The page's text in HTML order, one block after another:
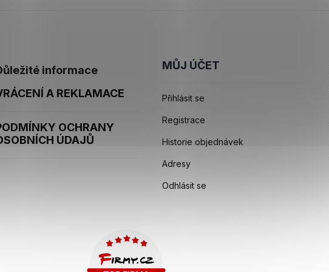
informace
A REKLAMACE
OCHRANY
ÚDAJŮ
MŮJ ÚČET
Přihlásit se
Registrace
Historie objednávek
Adresy
Odhlásit se